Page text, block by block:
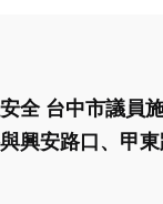
全 台中市議員
興安路口、甲